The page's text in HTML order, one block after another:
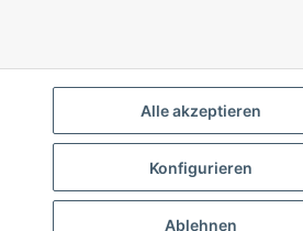
Alle akzeptieren
Konfigurieren
Ablehnen